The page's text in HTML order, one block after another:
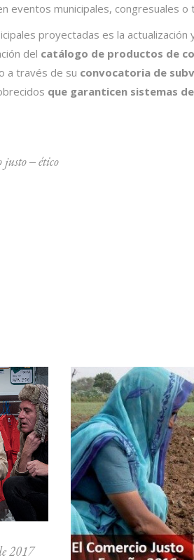
eventos municipales, congresuales o
proyectadas es la actualización
del catálogo de productos de
a través de su convocatoria de
que garanticen sistemas
justo‒ético
2017